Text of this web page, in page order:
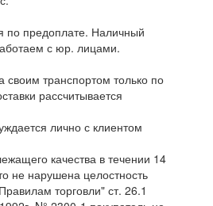
по предоплате. Наличный
с юр. лицами.
своим транспортом только по
рассчитывается
лично с клиентом
качества в течении 14
не нарушена целостность
торговли" ст. 26.1